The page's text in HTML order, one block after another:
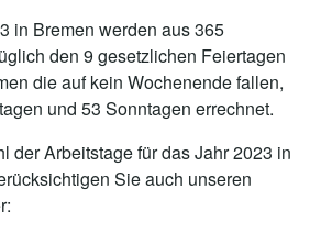
in Bremen werden aus 365
den 9 gesetzlichen Feiertagen
die auf kein Wochenende fallen,
und 53 Sonntagen errechnet.
der Arbeitstage für das Jahr 2023 in
Sie auch unseren